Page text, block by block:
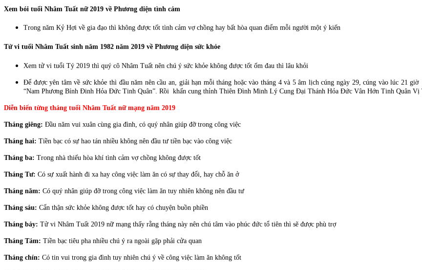
Xem bói tuổi Nhâm Tuất nữ 2019 về Phương diện tình cảm
Trong năm Kỷ Hợi về gia đạo thì không được tốt tình cảm vợ chồng hay bất hòa quan điểm mỗi người một ý kiến
Tử vi tuổi Nhâm Tuất sinh năm 1982 năm 2019 về Phương diện sức khỏe
Xem tử vi tuổi Tý 2019 thì quý cô Nhâm Tuất nên chú ý sức khỏe không được tốt ốm đau thì lâu khỏi
Để được yên tâm về sức khỏe thì đầu năm nên cầu an, giải hạn mỗi tháng hoặc vào tháng 4 và 5 âm lịch cúng ngày 29, cúng vào lúc 21
“Nam Phương Bính Đinh Hỏa Đức Tinh Quân”. Rồi khấn cung thỉnh Thiên Đình Minh Lý Cung Đại Thánh Hỏa Đức Vân Hớn Tinh Quân Vị
Diễn biến từng tháng tuổi Nhâm Tuất nữ mạng năm 2019
Tháng giêng: Đầu năm vui xuân cùng gia đình, có quý nhân giúp đỡ trong công việc
Tháng hai: Tiền bạc có sự hao tán nhiều không nên đầu tư tiền bạc vào công việc
Tháng ba: Trong nhà thiếu hòa khí tình cảm vợ chồng không được tốt
Tháng Tư: Có sự xuất hành đi xa hay công việc làm ăn có sự thay đổi, hay chỗ ăn ở
Tháng năm: Có quý nhân giúp đỡ trong công việc làm ăn tuy nhiên không nên đầu tư
Tháng sáu: Cẩn thận sức khỏe không được tốt hay có chuyện buồn phiền
Tháng bảy: Tử vi Nhâm Tuất 2019 nữ mạng thấy rằng tháng này nên chú tâm vào phúc đức tổ tiên thì sẽ được phù trợ
Tháng Tám: Tiền bạc tiêu pha nhiều chú ý ra ngoài gặp phải cửa quan
Tháng chín: Có tin vui trong gia đình tuy nhiên chú ý về công việc làm ăn không tốt